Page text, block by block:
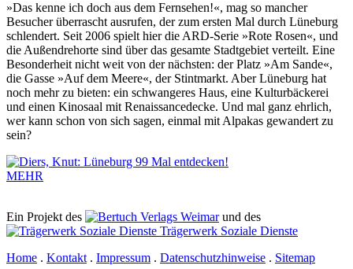
»Das kenne ich doch aus dem Fernsehen!«, mag so mancher
Besucher überrascht ausrufen, der zum ersten Mal durch Lüneburg
schlendert. Seit 2006 spielt hier die ARD-Serie »Rote Rosen«, und
die Außendrehorte sind über das gesamte Stadtgebiet verteilt. Eine
Besonderheit nicht weit von der nächsten: der Platz »Am Sande«,
die Gasse »Auf dem Meere«, der Stintmarkt. Aber Lüneburg hat
noch mehr zu bieten: ein schwangeres Haus, eine Kulturbäckerei
und einen Kinosaal mit Renaissancedecke. Und mal ganz ehrlich,
wer kann schon von sich sagen, einmal mit Alpakas gewandert zu
sein?
MEHR
Ein Projekt des Verlags Weimarund des
Trägerwerk Soziale Dienste
Home . Kontakt . Impressum . Datenschutzhinweise . Sitemap